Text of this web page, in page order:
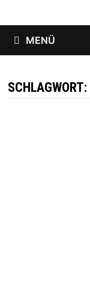
MENÜ
SCHLAGWORT: